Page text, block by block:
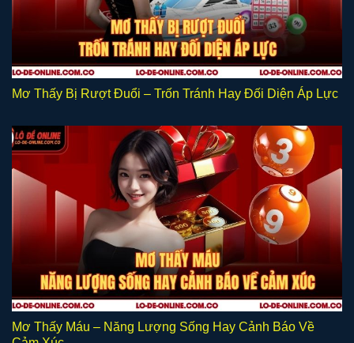
Mơ Thấy Bị Rượt Đuổi – Trốn Tránh Hay Đối Diện Áp Lực
Mơ Thấy Máu – Năng Lượng Sống Hay Cảnh Báo Về